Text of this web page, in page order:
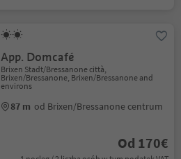
App. Domcafé
Brixen Stadt/Bressanone città,
Brixen/Bressanone, Brixen/Bressanone and
environs
87 m od Brixen/Bressanone centrum
Od 170€